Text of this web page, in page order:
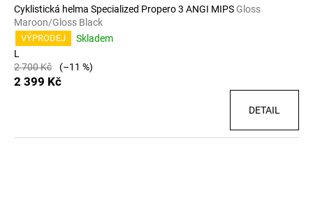
Cyklistická helma Specialized Propero 3 ANGI MIPS Gloss
Maroon/Gloss Black
VÝPRODEJ
Skladem
L
2 700 Kč
(–11 %)
2 399 Kč
DETAIL